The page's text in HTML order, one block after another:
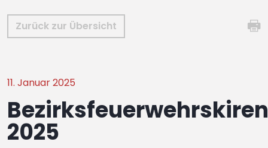
Zurück zur Übersicht
11. Januar 2025
2025